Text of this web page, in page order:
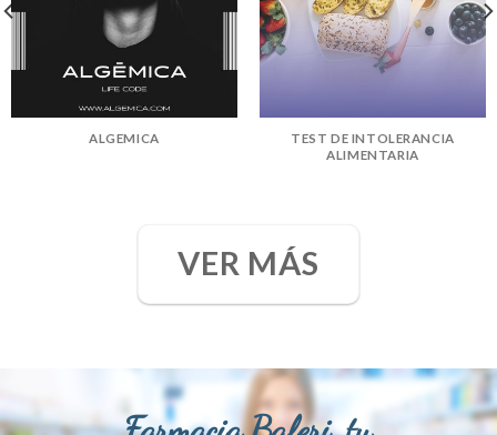
ALGEMICA
TEST DE INTOLERANCIA
ALIMENTARIA
VER MÁS